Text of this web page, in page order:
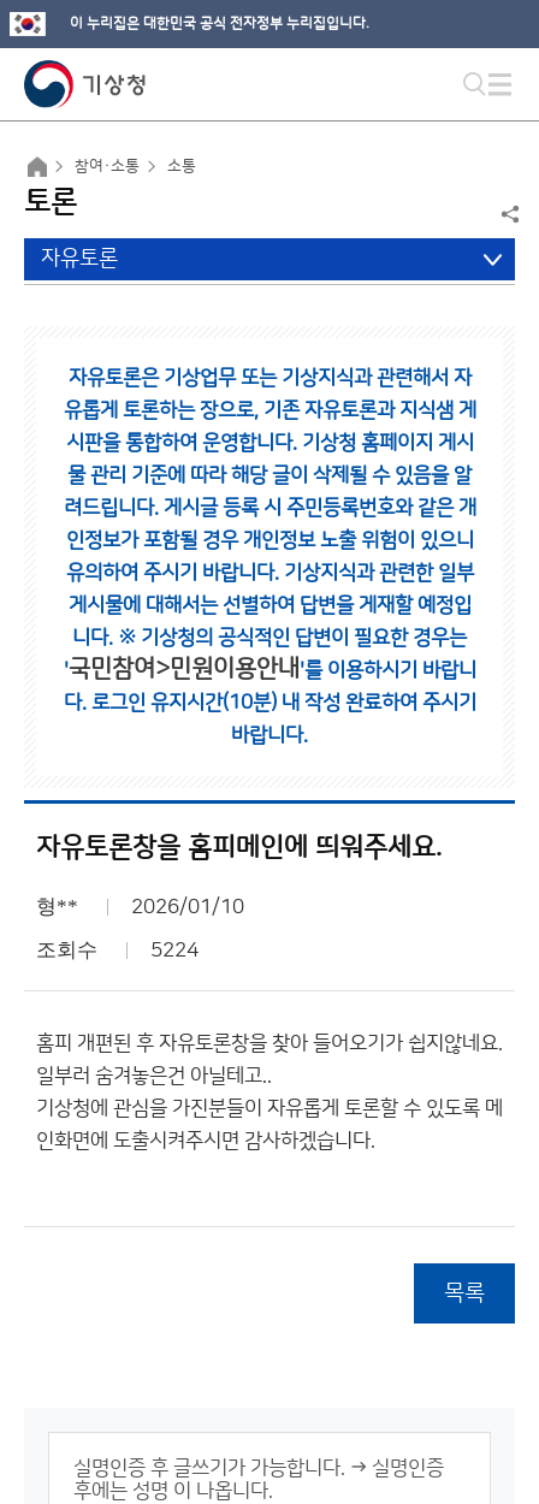
이 누리집은 대한민국 공식 전자정부 누리집입니다.
참여·소통 소통
토론
자유토론
자유토론은 기상업무 또는 기상지식과 관련해서 자
유롭게 토론하는 장으로, 기존 자유토론과 지식샘 게
시판을 통합하여 운영합니다. 기상청 홈페이지 게시
물 관리 기준에 따라 해당 글이 삭제될 수 있음을 알
려드립니다. 게시글 등록 시 주민등록번호와 같은 개
인정보가 포함될 경우 개인정보 노출 위험이 있으니
유의하여 주시기 바랍니다. 기상지식과 관련한 일부
게시물에 대해서는 선별하여 답변을 게재할 예정입
니다. ※ 기상청의 공식적인 답변이 필요한 경우는
'국민참여>민원이용안내 '를 이용하시기 바랍니
다. 로그인 유지시간(10분) 내 작성 완료하여 주시기
바랍니다.
자유토론창을 홈피메인에 띄워주세요.
형** 2026/01/10
조회수 5224
홈피 개편된 후 자유토론창을 찾아 들어오기가 쉽지않네요.
일부러 숨겨놓은건 아닐테고..
기상청에 관심을 가진분들이 자유롭게 토론할 수 있도록 메
인화면에 도출시켜주시면 감사하겠습니다.
목록